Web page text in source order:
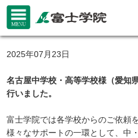
2025年07月23日
名古屋中学校・高等学校様（愛知
行いました。
富士学院では各学校からのご依頼
様々なサポートの一環として、中